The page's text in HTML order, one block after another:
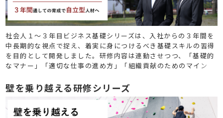
社会人１～３年目ビジネス基礎シリーズは、入社からの３年間を
中長期的な視点で捉え、着実に身につけるべき基礎スキルの習得
を目的として開発しました。研修内容は連動させつつ、「基礎的
なマナー」「適切な仕事の進め方」「組織貢献のためのマイン
壁を乗り越える研修シリーズ